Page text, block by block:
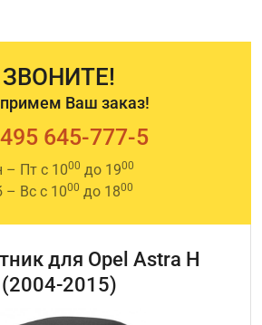
ЗВОНИТЕ!
Ваш заказ!
645-777-5
– Пт с 1000 до 1900
– Вс с 1000 до 1800
для Opel Astra H
(2004-2015)